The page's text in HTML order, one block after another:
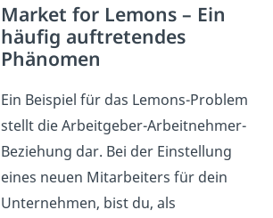
Market for Lemons – Ein
häufig auftretendes
Phänomen
Ein Beispiel für das Lemons-Problem
stellt die Arbeitgeber-Arbeitnehmer-
Beziehung dar. Bei der Einstellung
eines neuen Mitarbeiters für dein
Unternehmen, bist du, als